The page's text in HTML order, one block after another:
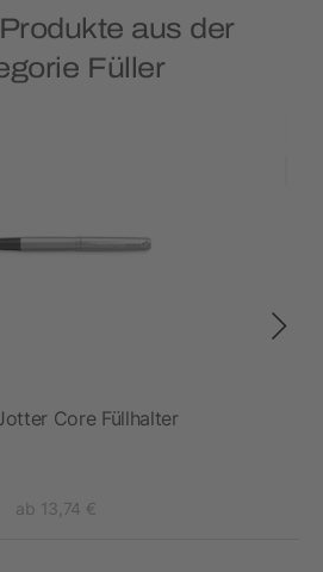
aus der
Füller
Core Füllhalter
ab 13,74 €